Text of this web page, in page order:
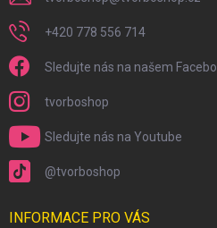
+420 778 556 714
Sledujte nás na našem
tvorboshop
Sledujte nás na Youtube
@tvorboshop
INFORMACE PRO VÁS